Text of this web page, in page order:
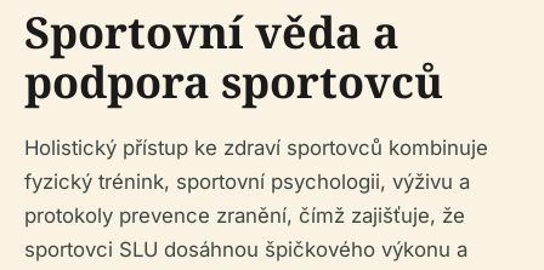
Sportovní věda a
podpora sportovců
Holistický přístup ke zdraví sportovců kombinuje
fyzický trénink, sportovní psychologii, výživu a
protokoly prevence zranění, čímž zajišťuje, že
sportovci SLU dosáhnou špičkového výkonu a